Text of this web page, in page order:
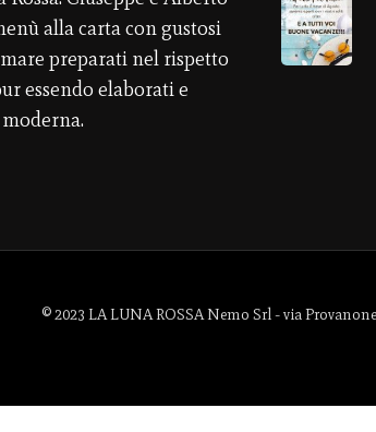
alla carta con gustosi
preparati nel rispetto
essendo elaborati e
© 2023 LA LUNA ROSSA Nemo Srl - via